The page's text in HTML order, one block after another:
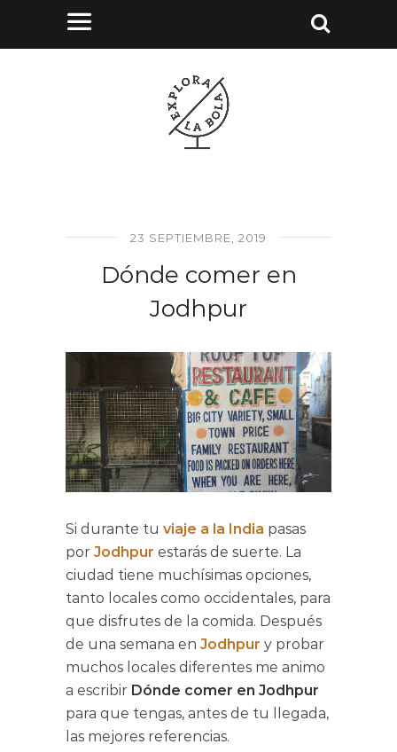
23 SEPTIEMBRE, 2019
Dónde comer en
Jodhpur
Si durante tu viaje a la India pasas
por Jodhpur estarás de suerte. La
ciudad tiene muchísimas opciones,
tanto locales como occidentales, para
que disfrutes de la comida. Después
de una semana en Jodhpur y probar
muchos locales diferentes me animo
a escribir Dónde comer en Jodhpur
para que tengas, antes de tu llegada,
las mejores referencias.